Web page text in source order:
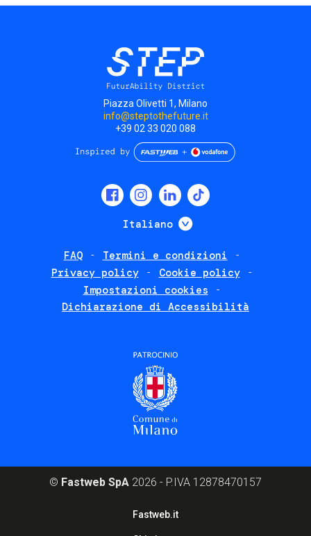
Piazza Olivetti 1, Milano
info@steptothefuture.it
+39 02 33 020 088
Italiano Mostra ulteriori
FAQ
Termini e condizioni
Privacy policy
Cookie policy
Impostazioni cookies
Dichiarazione di Accessibilità
© Fastweb SpA 2026 - P.IVA 12878470157
Fastweb.it